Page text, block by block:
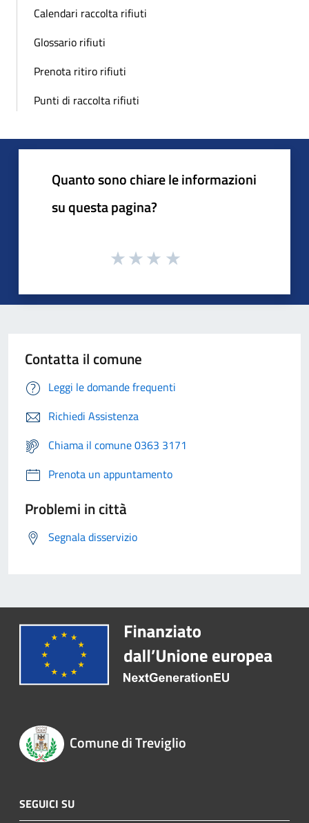
Calendari raccolta rifiuti
Glossario rifiuti
Prenota ritiro rifiuti
Punti di raccolta rifiuti
Quanto sono chiare le informazioni
su questa pagina?
Contatta il comune
Leggi le domande frequenti
Richiedi Assistenza
Chiama il comune 0363 3171
Prenota un appuntamento
Problemi in città
Segnala disservizio
Comune di Treviglio
SEGUICI SU